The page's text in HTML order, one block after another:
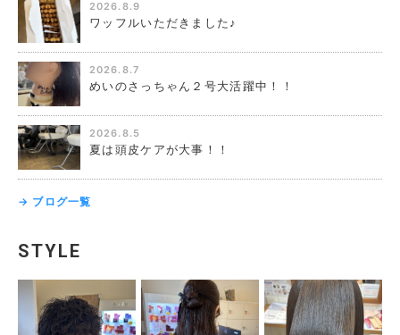
2026.8.9
ワッフルいただきました♪
2026.8.7
めいのさっちゃん２号大活躍中！！
2026.8.5
夏は頭皮ケアが大事！！
→ ブログ一覧
STYLE